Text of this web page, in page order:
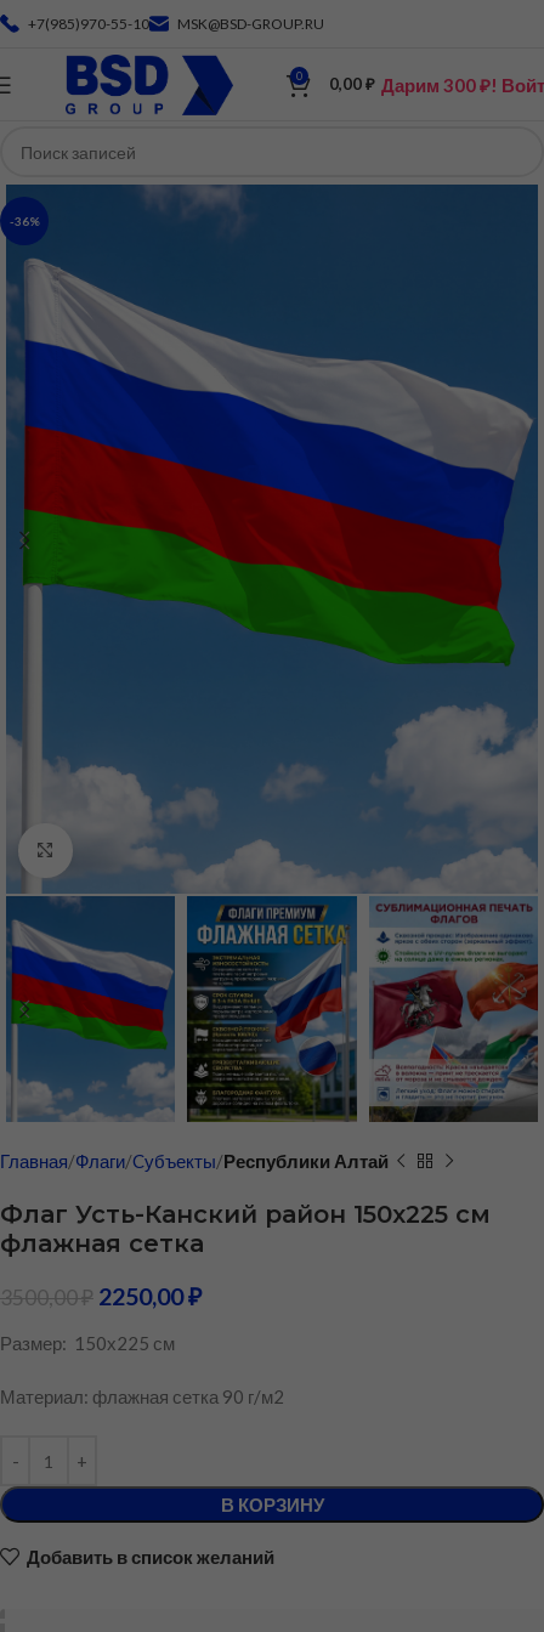
+7(985)970-55-10 MSK@BSD-GROUP.RU
0 0,00₽ Дарим 300 ₽!
-36%
Нажмите, чтобы увеличить
Главная Флаги Cубъекты Республики Алтай
Флаг Усть-Канский район 150х225 см
флажная сетка
3500,00₽ 2250,00₽
Размер: 150х225 см
Материал: флажная сетка 90 г/м2
В КОРЗИНУ
Добавить в список желаний